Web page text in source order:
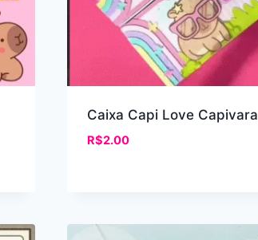
Caixa Capi Love Capivara
R$2.00